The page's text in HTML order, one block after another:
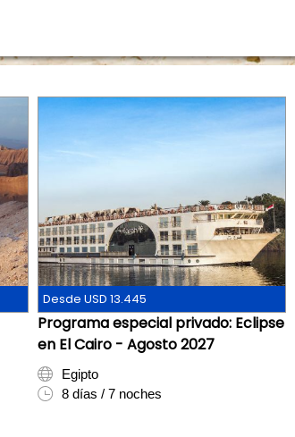
Desde USD 13.445
Programa especial privado: Eclipse
en El Cairo - Agosto 2027
Egipto
8 días / 7 noches